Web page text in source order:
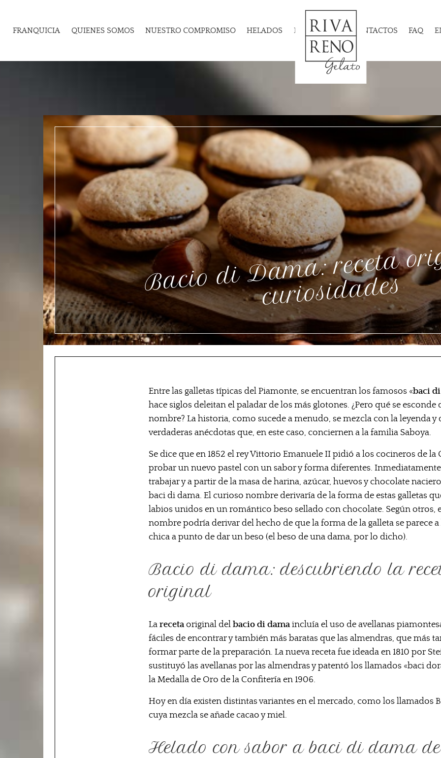
FRANQUICIA QUIENES SOMOS NUESTRO COMPROMISO HELADOS HELADERIAS CONTACTOS FAQ
a: des
Entre las galletas típicas del Piamonte, se encuentran los famosos «baci
hace siglos deleitan el paladar de los más glotones. ¿Pero qué se esconde
nombre? La historia, como sucede a menudo, se mezcla con la leyenda y
verdaderas anécdotas que, en este caso, conciernen a la familia Saboya.
Se dice que en 1852 el rey Vittorio Emanuele II pidió a los cocineros de la
probar un nuevo pastel con un sabor y forma diferentes.
trabajar y a partir de la masa de harina, azúcar, huevos y chocolate
baci di dama. El curioso nombre derivaría de la forma de estas galletas
labios unidos en un romántico beso sellado con chocolate. Según otros,
nombre podría derivar del hecho de que la forma de la galleta se parece
chica a punto de dar un beso (el beso de una dama, por lo dicho).
Bacio di dama: descubriendo la
original
La recetaoriginal del bacio di damaincluía el uso de avellanas
fáciles de encontrar y también más baratas que las almendras, que más
formar parte de la preparación. La nueva receta fue ideada en 1810 por
sustituyó las avellanas por las almendras y patentó los llamados «baci
la Medalla de Oro de la Confitería en 1906.
Hoy en día existen distintas variantes en el mercado, como los llamados
cuya mezcla se añade cacao y miel.
Helado con sabor a baci di dama de